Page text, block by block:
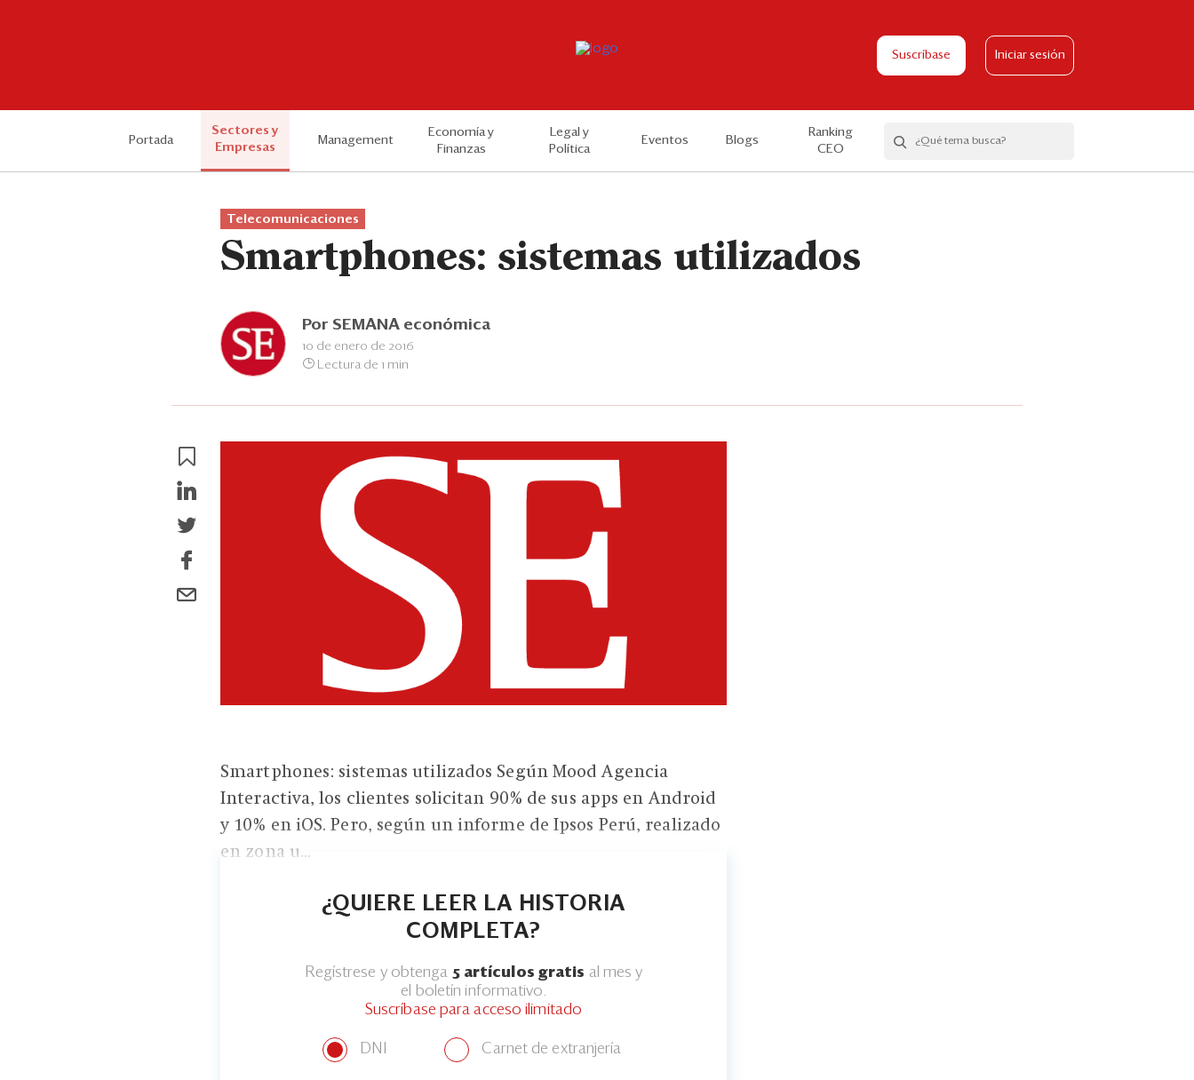
Suscríbase Iniciar sesión
Portada
Sectores y
Empresas
Management
Economía y
Finanzas
Legal y
Política
Eventos Blogs
Ranking
CEO
Telecomunicaciones
Smartphones: sistemas utilizados
Por SEMANA económica
10 de enero de 2016
Lectura de 1 min
Smartphones: sistemas utilizados Según Mood Agencia
Interactiva, los clientes solicitan 90% de sus apps en Android
y 10% en iOS. Pero, según un informe de Ipsos Perú, realizado
en zona u...
¿QUIERE LEER LA HISTORIA
COMPLETA?
Regístrese y obtenga 5 artículos gratis al mes y
el boletín informativo.
Suscríbase para acceso ilimitado
DNI Carnet de extranjería